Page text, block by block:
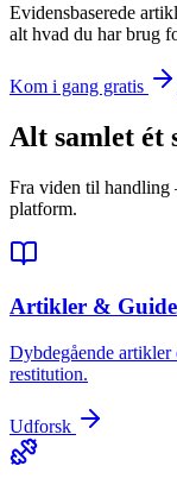
Evidensbaserede
alt hvad du har brug
Kom i gang gratis
Alt samlet ét
Fra viden til
platform.
Artikler &
Dybdegående
restitution.
Udforsk